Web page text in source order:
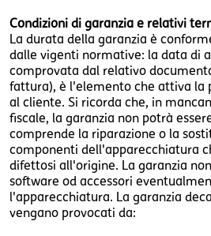
Condizioni di garanzia e relativi
La durata della garanzia è
dalle vigenti normative: la data di
comprovata dal relativo
fattura), è l'elemento che attiva la
al cliente. Si ricorda che, in
fiscale, la garanzia non potrà
comprende la riparazione o la
componenti dell'apparecchiatura
difettosi all'origine. La garanzia
software od accessori
l'apparecchiatura. La garanzia
vengano provocati da: